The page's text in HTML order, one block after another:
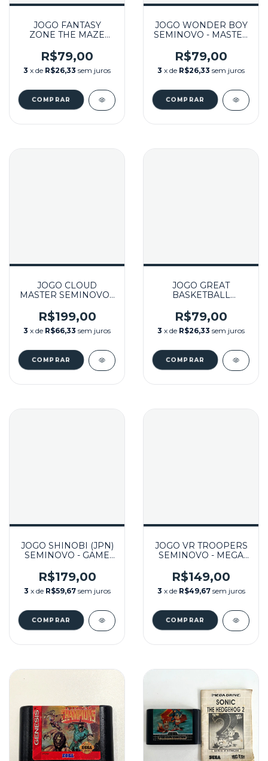
JOGO FANTASY
ZONE THE MAZE
SYSTEM
R$79,00
3 x de R$26,33 sem juros
JOGO WONDER BOY
SEMINOVO - MASTER
R$79,00
3 x de R$26,33 sem juros
JOGO CLOUD
MASTER SEMINOVO -
R$199,00
3 x de R$66,33 sem juros
JOGO GREAT
BASKETBALL
SYSTEM
R$79,00
3 x de R$26,33 sem juros
JOGO SHINOBI (JPN)
SEMINOVO - GAME
R$179,00
3 x de R$59,67 sem juros
JOGO VR TROOPERS
SEMINOVO - MEGA
R$149,00
3 x de R$49,67 sem juros